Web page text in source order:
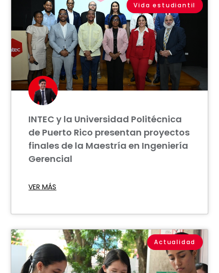
Vida estudiantil
INTEC y la Universidad Politécnica
de Puerto Rico presentan proyectos
finales de la Maestría en Ingeniería
Gerencial
VER MÁS
Actualidad